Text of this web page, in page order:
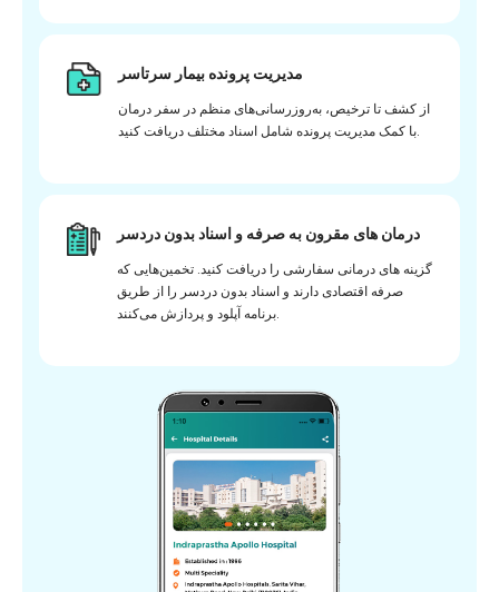
مدیریت پرونده بیمار سرتاسر
از کشف تا ترخیص، به‌روزرسانی‌های منظم در سفر درمان
با کمک مدیریت پرونده شامل اسناد مختلف دریافت کنید.
درمان های مقرون به صرفه و اسناد بدون دردسر
گزینه های درمانی سفارشی را دریافت کنید. تخمین‌هایی که
صرفه اقتصادی دارند و اسناد بدون دردسر را از طریق
برنامه آپلود و پردازش می‌کنند.